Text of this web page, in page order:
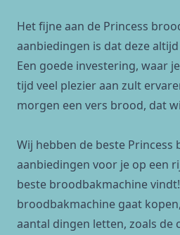
Het fijne aan de Princess
aanbiedingen is dat deze
Een goede investering, waar
tijd veel plezier aan zult
morgen een vers brood, dat
Wij hebben de beste
aanbiedingen voor je op een
beste broodbakmachine
broodbakmachine gaat
aantal dingen letten, zoals de